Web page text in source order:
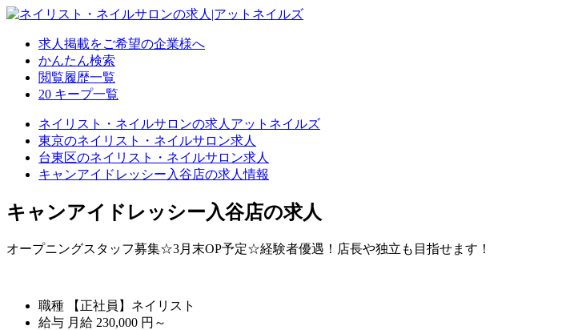
求人掲載をご希望の企業様へ
かんたん検索
閲覧履歴一覧
20 キープ一覧
ネイリスト・ネイルサロンの求人アットネイルズ
東京のネイリスト・ネイルサロン求人
台東区のネイリスト・ネイルサロン求人
キャンアイドレッシー入谷店の求人情報
キャンアイドレッシー入谷店の求人
オープニングスタッフ募集☆3月末OP予定☆経験者優遇！店長や独立も目指せます！
職種
【正社員】ネイリスト
給与 月給 230,000 円～